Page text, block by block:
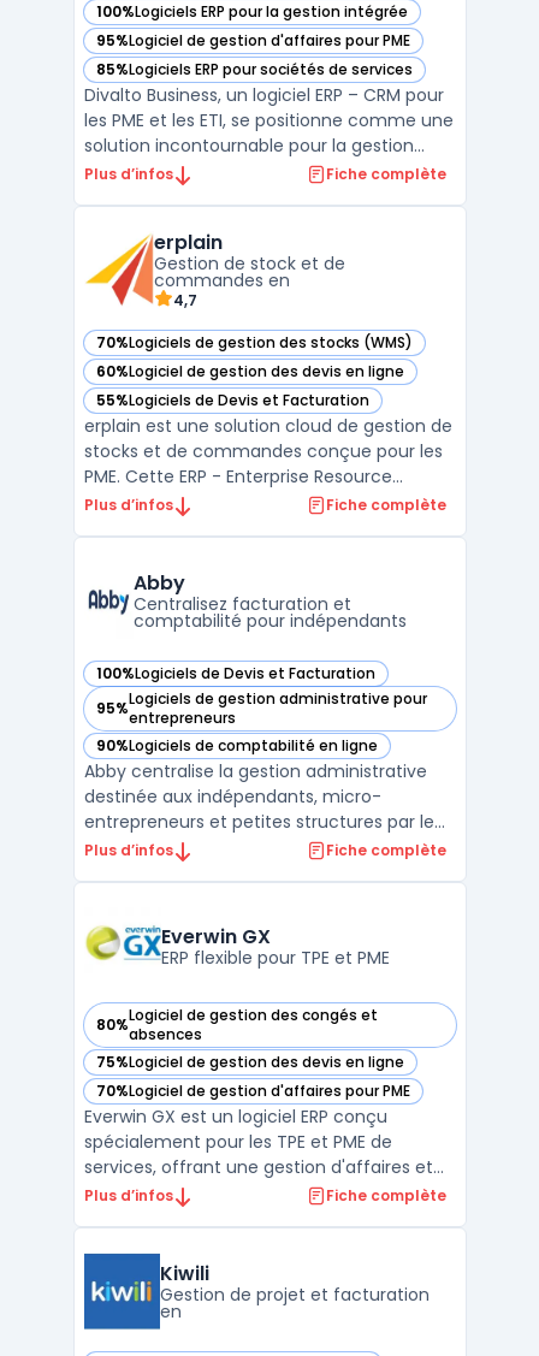
100%Logiciels ERP pour la gestion intégrée
— voir Divalto Business dans cette catégorie
95%Logiciel de gestion d'affaires pour PME
— voir Divalto Business dans cette catégorie
85%Logiciels ERP pour sociétés de services
— voir Divalto Business dans cette catégorie
Divalto Business, un logiciel ERP – CRM pour
les PME et les ETI, se positionne comme une
solution incontournable pour la gestion
d'entreprise. Conçu pour améliorer
d'automatisation des processus d'affaires,
rendant les tâches admin ...
Plus d’infos Fiche complète
erplain
Gestion de stock et de
commandes en
4,7
70%Logiciels de gestion des stocks (WMS)
— voir erplain dans cette catégorie
60%Logiciel de gestion des devis en ligne
— voir erplain dans cette catégorie
55%Logiciels de Devis et Facturation
— voir erplain dans cette catégorie
erplain est une solution cloud de gestion de
stocks et de commandes conçue pour les
PME. Cette ERP - Enterprise Resource
Planning offre une interface intuitive ainsi
et WooCommerce. Avec erplain, vous
pouvez gére ...
Plus d’infos Fiche complète
Abby
Centralisez facturation et
comptabilité pour indépendants
100%Logiciels de Devis et Facturation
— voir Abby dans cette catégorie
95%Logiciels de gestion administrative pour
entrepreneurs
— voir Abby dans cette catégorie
90%Logiciels de comptabilité en ligne
— voir Abby dans cette catégorie
Abby centralise la gestion administrative
destinée aux indépendants, micro-
entrepreneurs et petites structures par le
biais d’une plateforme en ligne accessible
facturation et le respect des obligations
légale ...
Plus d’infos Fiche complète
Everwin GX
ERP flexible pour TPE et PME
80%Logiciel de gestion des congés et
absences
— voir Everwin GX dans cette catégorie
75%Logiciel de gestion des devis en ligne
— voir Everwin GX dans cette catégorie
70%Logiciel de gestion d'affaires pour PME
— voir Everwin GX dans cette catégorie
Everwin GX est un logiciel ERP conçu
spécialement pour les TPE et PME de
services, offrant une gestion d'affaires et
de projets efficace et intégrée. Ce ERP
permettant une gestion souple et une
personnalisation en pr ...
Plus d’infos Fiche complète
Kiwili
Gestion de projet et facturation
en